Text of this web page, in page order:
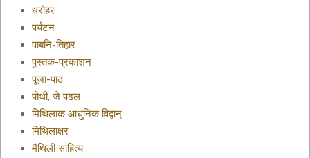
धरोहर
पर्यटन
पाबनि-तिहार
पुस्तक-प्रकाशन
पूजा-पाठ
पोथी, जे पढल
मिथिलाक आधुनिक विद्वान्
मिथिलाक्षर
मैथिली साहित्य